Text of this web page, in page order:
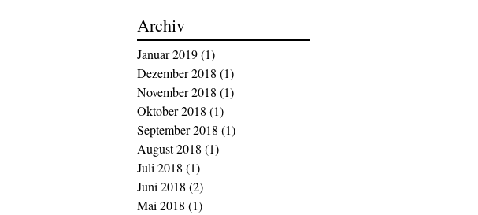
Archiv
Januar 2019(1)
Dezember 2018 (1)
November 2018 (1)
Oktober 2018 (1)
September 2018 (1)
August 2018 (1)
Juli 2018 (1)
Juni 2018 (2)
Mai 2018 (1)